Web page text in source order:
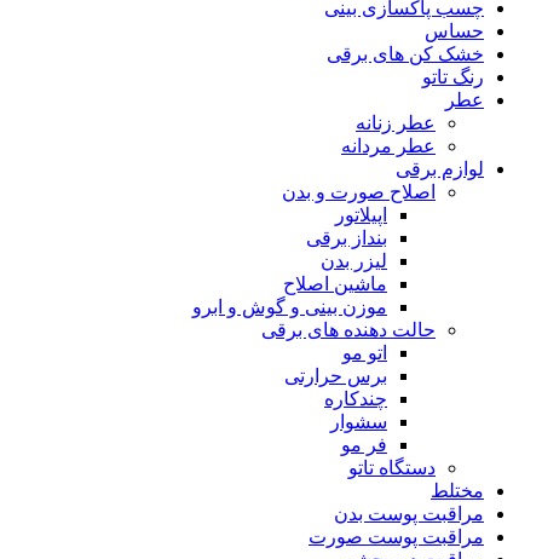
چسب پاکسازی بینی
حساس
خشک کن های برقی
رنگ تاتو
عطر
عطر زنانه
عطر مردانه
لوازم برقی
اصلاح صورت و بدن
اپیلاتور
بنداز برقی
لیزر بدن
ماشین اصلاح
موزن بینی و گوش و ابرو
حالت دهنده های برقی
اتو مو
برس حرارتی
چندکاره
سشوار
فر مو
دستگاه تاتو
مختلط
مراقبت پوست بدن
مراقبت پوست صورت